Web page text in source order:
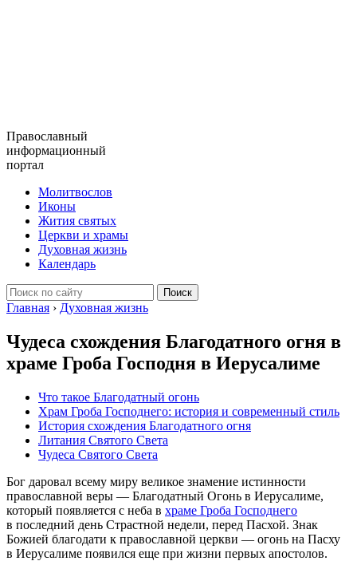
Православный
информационный
портал
Молитвослов
Иконы
Жития святых
Церкви и храмы
Духовная жизнь
Календарь
Главная › Духовная жизнь
Чудеса схождения Благодатного огня в
храме Гроба Господня в Иерусалиме
Что такое Благодатный огонь
Храм Гроба Господнего: история и современный стиль
История схождения Благодатного огня
Литания Святого Света
Чудеса Святого Света
Бог даровал всему миру великое знамение истинности
православной веры — Благодатный Огонь в Иерусалиме,
который появляется с неба в храме Гроба Господнего
в последний день Страстной недели, перед Пасхой. Знак
Божией благодати к православной церкви — огонь на Пасху
в Иерусалиме появился еще при жизни первых апостолов.